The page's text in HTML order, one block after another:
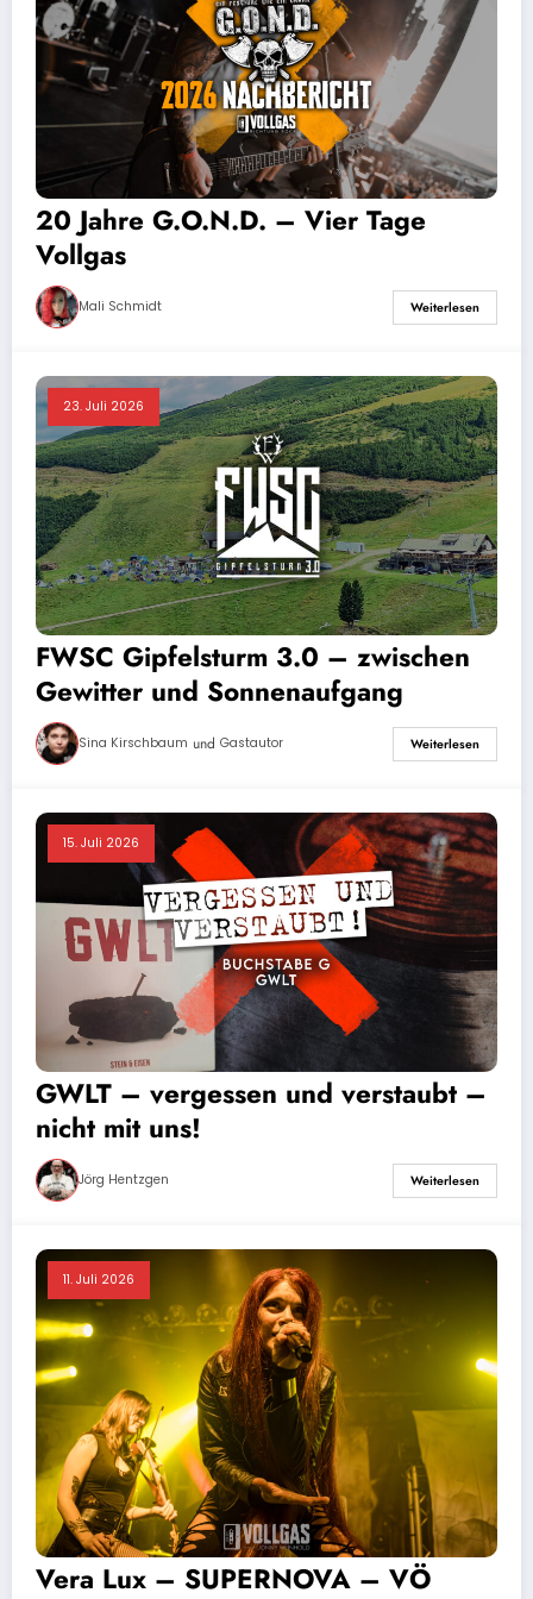
20 Jahre G.O.N.D. – Vier Tage
Vollgas
Mali Schmidt Weiterlesen
23. Juli 2026
FWSC Gipfelsturm 3.0 – zwischen
Gewitter und Sonnenaufgang
Sina Kirschbaum und Gastautor Weiterlesen
15. Juli 2026
GWLT – vergessen und verstaubt –
nicht mit uns!
Jörg Hentzgen Weiterlesen
11. Juli 2026
Vera Lux – SUPERNOVA – VÖ